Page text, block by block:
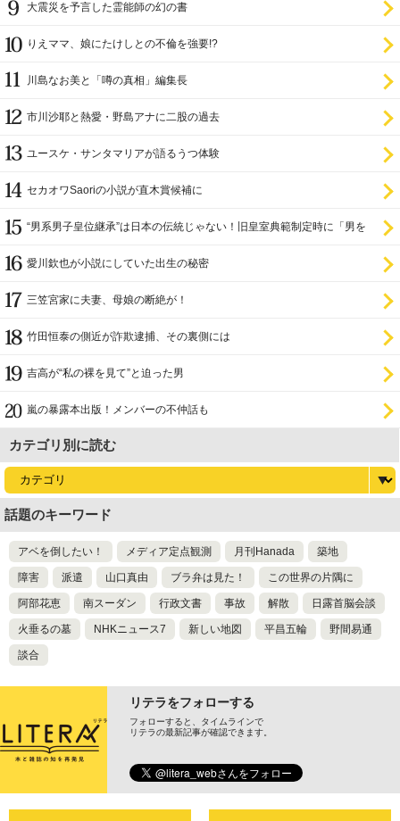
大震災を予言した霊能師の幻の書
りえママ、娘にたけしとの不倫を強要!?
川島なお美と「噂の真相」編集長
市川沙耶と熱愛・野島アナに二股の過去
ユースケ・サンタマリアが語るうつ体験
セカオワSaoriの小説が直木賞候補に
“男系男子皇位継承”は日本の伝統じゃない！旧皇室典範制定時に「男を
愛川欽也が小説にしていた出生の秘密
三笠宮家に夫妻、母娘の断絶が！
竹田恒泰の側近が詐欺逮捕、その裏側には
吉高が“私の裸を見て”と迫った男
嵐の暴露本出版！メンバーの不仲話も
カテゴリ別に読む
話題のキーワード
アベを倒したい！ メディア定点観測 月刊Hanada 築地
障害 派遣 山口真由 ブラ弁は見た！ この世界の片隅に
阿部花恵 南スーダン 行政文書 事故 解散 日露首脳会談
火垂るの墓 NHKニュース7 新しい地図 平昌五輪 野間易通
談合
リテラをフォローする
フォローすると、タイムラインで
リテラの最新記事が確認できます。